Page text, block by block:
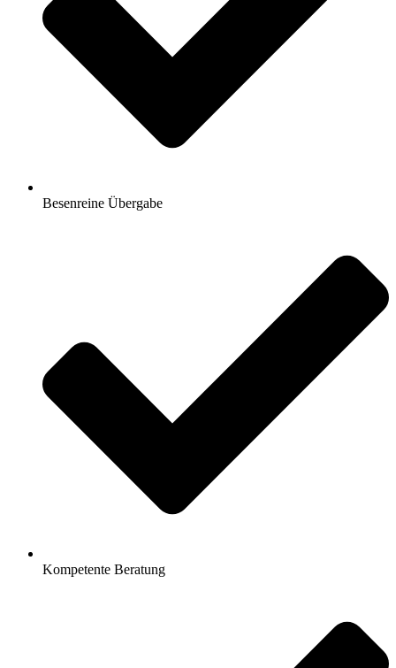
Besenreine Übergabe
Kompetente Beratung